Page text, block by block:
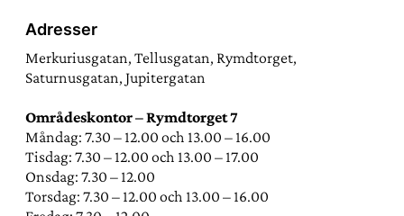
Adresser
Merkuriusgatan, Tellusgatan, Rymdtorget,
Saturnusgatan, Jupitergatan
Områdeskontor – Rymdtorget 7
Måndag: 7.30 – 12.00 och 13.00 – 16.00
Tisdag: 7.30 – 12.00 och 13.00 – 17.00
Onsdag: 7.30 – 12.00
Torsdag: 7.30 – 12.00 och 13.00 – 16.00